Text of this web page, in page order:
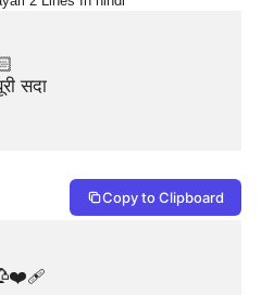
सदा
Copy to Clipboard